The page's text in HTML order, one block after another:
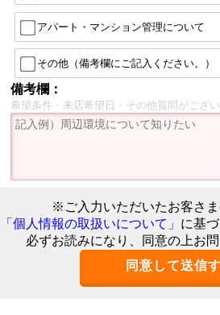
アパート・マンション管理について
その他（備考欄にご記入ください。）
備考欄：
希望条件・来店希望日・その他質問がござ
※ご入力いただいたお客さま
「個人情報の取扱いについて」 に基
必ずお読みになり、同意の上お問